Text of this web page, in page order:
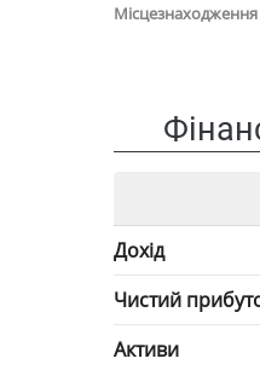
Дохід
Чистий
Активи